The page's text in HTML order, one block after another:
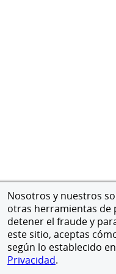
Nosotros y nuestros
otras herramientas de
detener el fraude y
este sitio, aceptas
según lo establecido
Privacidad.